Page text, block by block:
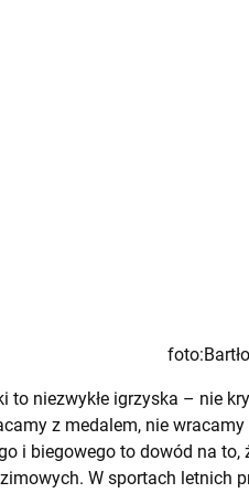
to niezwykłe igrzyska – nie
z medalem, nie
i biegowego to dowód na
W sportach letnich